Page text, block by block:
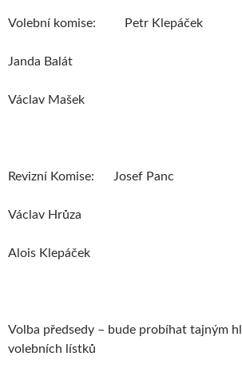
Volební komise: Petr Klepáček
Janda Balát
Václav Mašek
Revizní Komise: Josef Panc
Václav Hrůza
Alois Klepáček
Volba předsedy – bude probíhat tajným
volebních lístků